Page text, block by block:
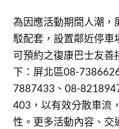
為因應活動期間人潮，
駁配套，設置鄰近停車
可預約之復康巴士友善
下：屏北區08-
7887433、08-
403，以有效分散車流
性。更多活動內容、交